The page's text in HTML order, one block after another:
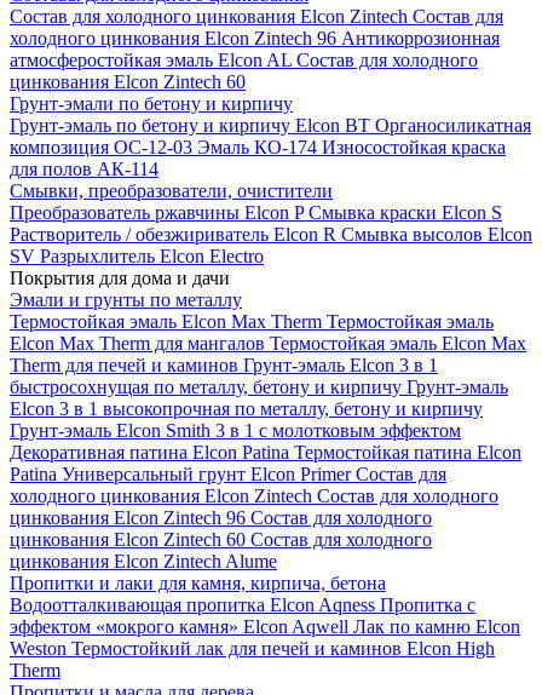
Состав для холодного цинкования Elcon Zintech Состав для
холодного цинкования Elcon Zintech 96 Антикоррозионная
атмосферостойкая эмаль Elcon AL Состав для холодного
цинкования Elcon Zintech 60
Грунт-эмали по бетону и кирпичу
Грунт-эмаль по бетону и кирпичу Elcon BT Органосиликатная
композиция ОС-12-03 Эмаль КО-174 Износостойкая краска
для полов АК-114
Смывки, преобразователи, очистители
Преобразователь ржавчины Elcon PСмывка краски Elcon S
Растворитель / обезжириватель Elcon R Смывка высолов Elcon
SV Разрыхлитель Elcon Electro
Покрытия для дома и дачи
Эмали и грунты по металлу
Термостойкая эмаль Elcon Max Therm Термостойкая эмаль
Elcon Max Therm для мангалов Термостойкая эмаль Elcon Max
Therm для печей и каминов Грунт-эмаль Elcon 3 в 1
быстросохнущая по металлу, бетону и кирпичу Грунт-эмаль
Elcon 3 в 1 высокопрочная по металлу, бетону и кирпичу
Грунт-эмаль Elcon Smith 3 в 1 с молотковым эффектом
Декоративная патина Elcon Patina Термостойкая патина Elcon
Patina Универсальный грунт Elcon PrimerСостав для
холодного цинкования Elcon Zintech Состав для холодного
цинкования Elcon Zintech 96 Состав для холодного
цинкования Elcon Zintech 60 Состав для холодного
цинкования Elcon Zintech Alume
Пропитки и лаки для камня, кирпича, бетона
Водоотталкивающая пропитка Elcon Aqness Пропитка с
эффектом «мокрого камня» Elcon Aqwell Лак по камню Elcon
Weston Термостойкий лак для печей и каминов Elcon High
Therm